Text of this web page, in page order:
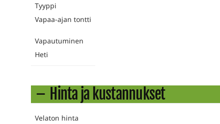
Tyyppi
Vapaa-ajan tontti
Vapautuminen
Heti
Hinta ja kustannukset
Velaton hinta